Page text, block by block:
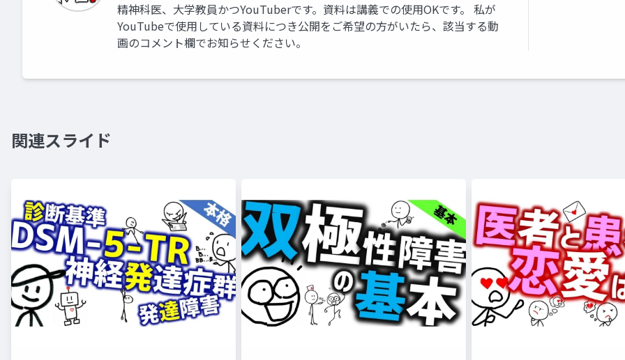
精神科医、大学教員かつYouTuberです。資料は講義での使用OKです。 私が
YouTubeで使用している資料につき公開をご希望の方がいたら、該当する動
画のコメント欄でお知らせください。
関連スライド